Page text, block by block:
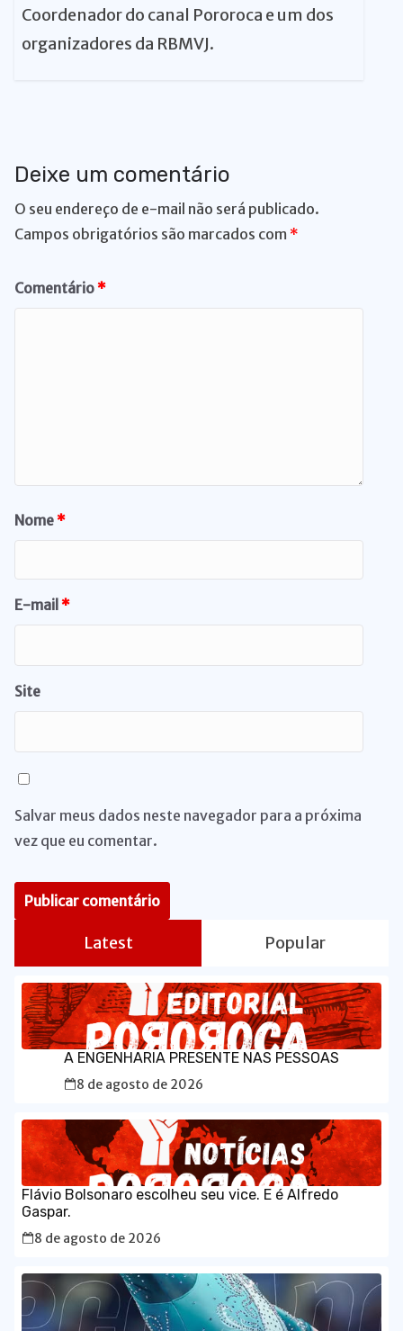
Coordenador do canal Pororoca e um dos
organizadores da RBMVJ.
Deixe um comentário
O seu endereço de e-mail não será publicado.
Campos obrigatórios são marcados com *
Comentário*
Nome*
E-mail*
Site
Salvar meus dados neste navegador para a próxima
vez que eu comentar.
Latest Popular
A ENGENHARIA PRESENTE NAS PESSOAS
8 de agosto de 2026
Flávio Bolsonaro escolheu seu vice. E é Alfredo
Gaspar.
8 de agosto de 2026